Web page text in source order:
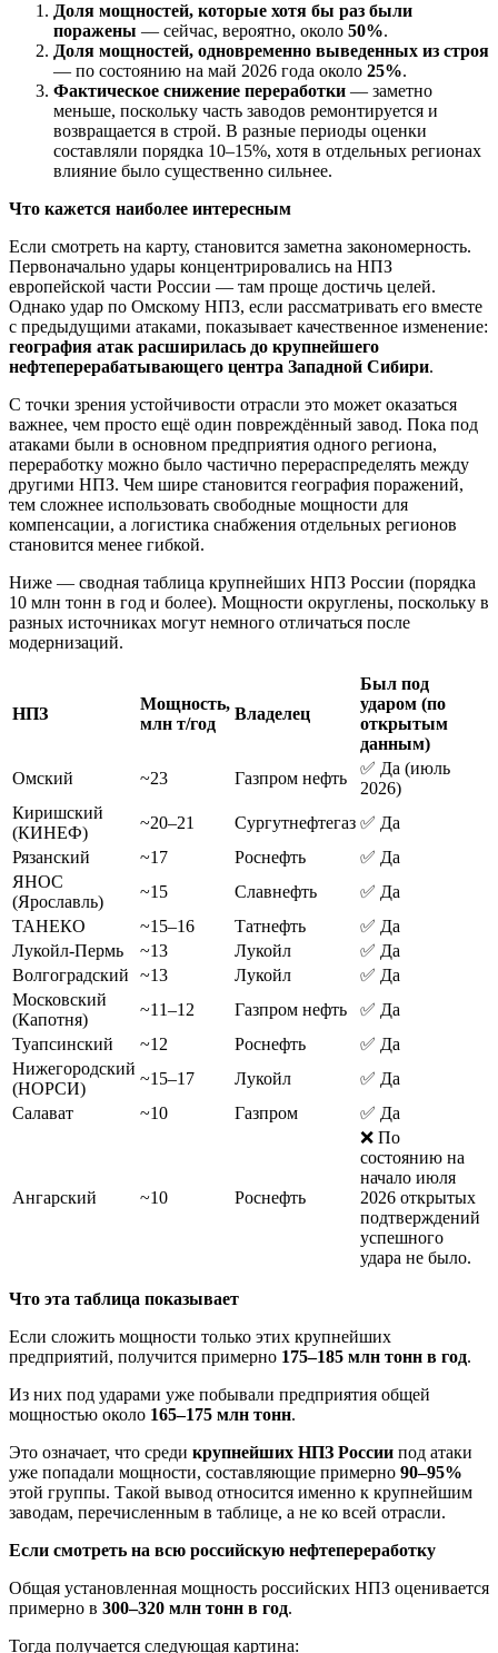
Доля мощностей, которые хотя бы раз были
поражены — сейчас, вероятно, около 50%.
Доля мощностей, одновременно выведенных из строя
— по состоянию на май 2026 года около 25%.
Фактическое снижение переработки — заметно
меньше, поскольку часть заводов ремонтируется и
возвращается в строй. В разные периоды оценки
составляли порядка 10–15%, хотя в отдельных регионах
влияние было существенно сильнее.
Что кажется наиболее интересным
Если смотреть на карту, становится заметна закономерность.
Первоначально удары концентрировались на НПЗ
европейской части России — там проще достичь целей.
Однако удар по Омскому НПЗ, если рассматривать его вместе
с предыдущими атаками, показывает качественное изменение:
география атак расширилась до крупнейшего
нефтеперерабатывающего центра Западной Сибири.
С точки зрения устойчивости отрасли это может оказаться
важнее, чем просто ещё один повреждённый завод. Пока под
атаками были в основном предприятия одного региона,
переработку можно было частично перераспределять между
другими НПЗ. Чем шире становится география поражений,
тем сложнее использовать свободные мощности для
компенсации, а логистика снабжения отдельных регионов
становится менее гибкой.
Ниже — сводная таблица крупнейших НПЗ России (порядка
10 млн тонн в год и более). Мощности округлены, поскольку в
разных источниках могут немного отличаться после
модернизаций.
НПЗ
Мощность,
млн т/год
Владелец
Был под
ударом (по
открытым
данным)
Омский
~23 Газпром нефть
✅ Да (июль
2026)
Киришский
(КИНЕФ)
~20–21 Сургутнефтегаз ✅ Да
Рязанский
~17 Роснефть
✅ Да
ЯНОС
(Ярославль)
~15 Славнефть
✅ Да
ТАНЕКО
~15–16 Татнефть
✅ Да
Лукойл-Пермь
~13 Лукойл
✅ Да
Волгоградский
~13 Лукойл
✅ Да
Московский
(Капотня)
~11–12 Газпром нефть
✅ Да
Туапсинский
~12 Роснефть
✅ Да
Нижегородский
(НОРСИ)
~15–17 Лукойл
✅ Да
Салават
~10 Газпром ✅ Да
Ангарский ~10 Роснефть
❌ По
состоянию на
начало июля
2026 открытых
подтверждений
успешного
удара не было.
Что эта таблица показывает
Если сложить мощности только этих крупнейших
предприятий, получится примерно 175–185 млн тонн в год.
Из них под ударами уже побывали предприятия общей
мощностью около 165–175 млн тонн.
Это означает, что среди крупнейших НПЗ России под атаки
уже попадали мощности, составляющие примерно 90–95%
этой группы. Такой вывод относится именно к крупнейшим
заводам, перечисленным в таблице, а не ко всей отрасли.
Если смотреть на всю российскую нефтепереработку
Общая установленная мощность российских НПЗ оценивается
примерно в 300–320 млн тонн в год.
Тогда получается следующая картина: